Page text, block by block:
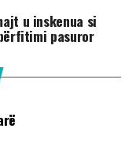
u inskenua si
pasuror